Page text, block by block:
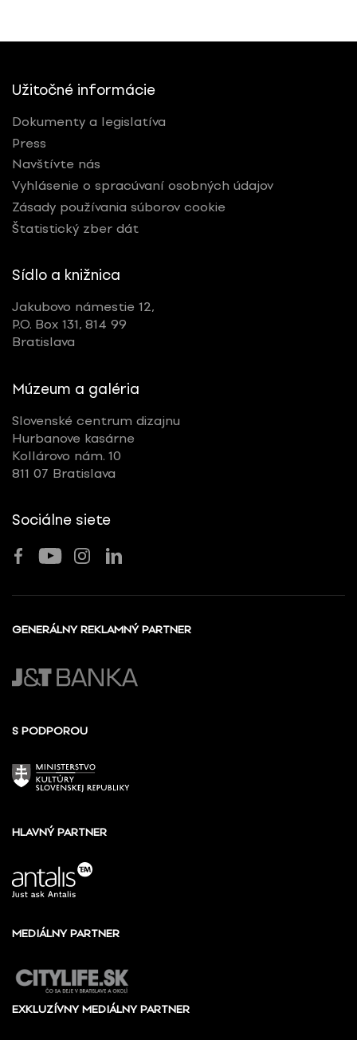
Užitočné informácie
Dokumenty a legislatíva
Press
Navštívte nás
Vyhlásenie o spracúvaní osobných údajov
Zásady používania súborov cookie
Štatistický zber dát
Sídlo a knižnica
Jakubovo námestie 12,
P.O. Box 131, 814 99
Bratislava
Múzeum a galéria
Slovenské centrum dizajnu
Hurbanove kasárne
Kollárovo nám. 10
811 07 Bratislava
Sociálne siete
GENERÁLNY REKLAMNÝ PARTNER
S PODPOROU
HLAVNÝ PARTNER
MEDIÁLNY PARTNER
EXKLUZÍVNY MEDIÁLNY PARTNER